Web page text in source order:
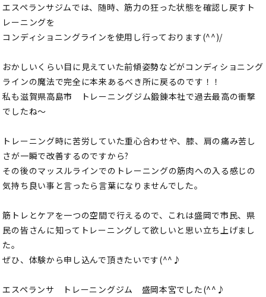
エスペランサジムでは、随時、筋力の狂った状態を確認し戻すト
レーニングを
コンディショニングラインを使用し行っております(^^)/
おかしいくらい目に見えていた前傾姿勢などがコンディショニング
ラインの魔法で完全に本来あるべき所に戻るのです！！
私も滋賀県高島市 トレーニングジム鍛錬本社で過去最高の衝撃
でしたね～
トレーニング時に苦労していた重心合わせや、膝、肩の痛み苦し
さが一瞬で改善するのですから?
その後のマッスルラインでのトレーニングの筋肉への入る感じの
気持ち良い事と言ったら言葉になりませんでした。
筋トレとケアを一つの空間で行えるので、これは盛岡で市民、県
民の皆さんに知ってトレーニングして欲しいと思い立ち上げまし
た。
ぜひ、体験から申し込んで頂きたいです(^^♪
エスペランサ トレーニングジム 盛岡本宮でした(^^♪